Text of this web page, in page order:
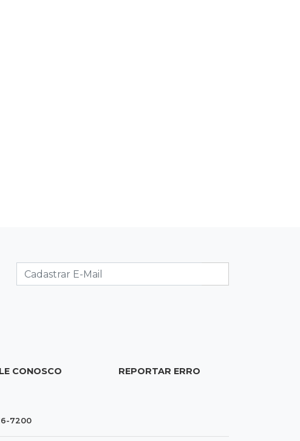
07:21Dourados
Enquanto mães comem fora,
CONOSCO REPORTAR ERRO
7200